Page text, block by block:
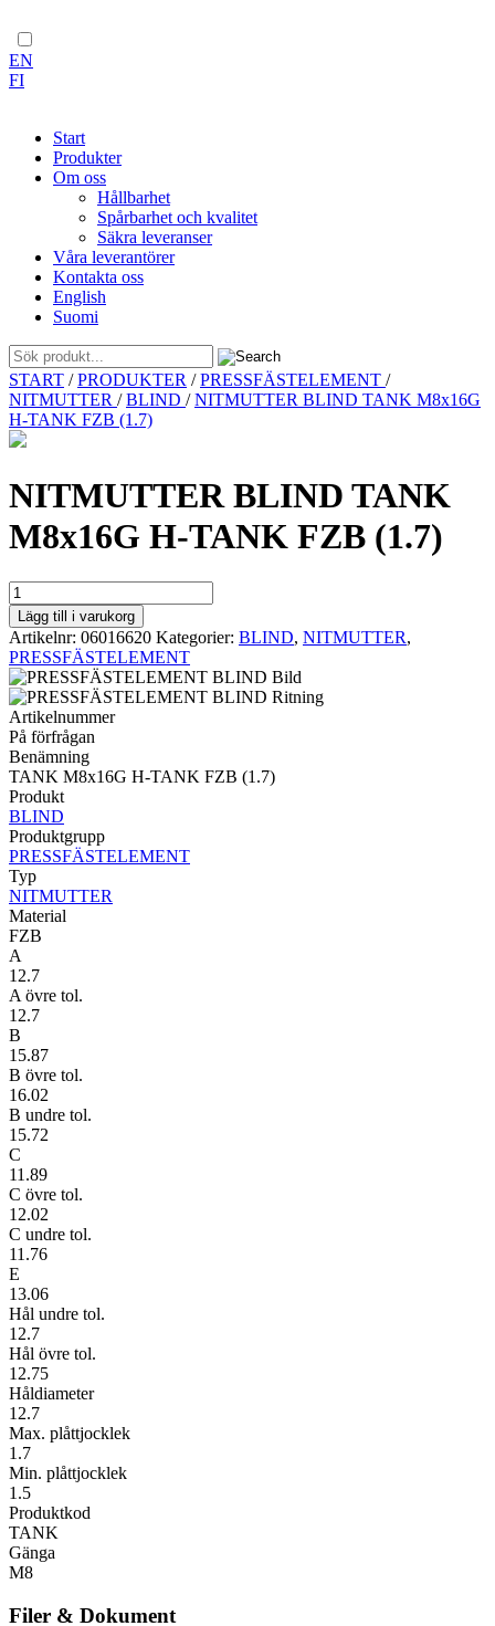
EN
FI
Start
Produkter
Om oss
Hållbarhet
Spårbarhet och kvalitet
Säkra leveranser
Våra leverantörer
Kontakta oss
English
Suomi
Skip
to
content
START /PRODUKTER /PRESSFÄSTELEMENT /
NITMUTTER /BLIND /NITMUTTER BLIND TANK M8x16G
H-TANK FZB (1.7)
NITMUTTER BLIND TANK
M8x16G H-TANK FZB (1.7)
NITMUTTER
BLIND
TANK
M8x16G
H-
TANK
FZB
(1.7)
mängd
Lägg till i varukorg
Artikelnr: 06016620 Kategorier: BLIND, NITMUTTER,
PRESSFÄSTELEMENT
Artikelnummer
På förfrågan
Benämning
TANK M8x16G H-TANK FZB (1.7)
Produkt
BLIND
Produktgrupp
PRESSFÄSTELEMENT
Typ
NITMUTTER
Material
FZB
A
12.7
A övre tol.
12.7
B
15.87
B övre tol.
16.02
B undre tol.
15.72
C
11.89
C övre tol.
12.02
C undre tol.
11.76
E
13.06
Hål undre tol.
12.7
Hål övre tol.
12.75
Håldiameter
12.7
Max. plåttjocklek
1.7
Min. plåttjocklek
1.5
Produktkod
TANK
Gänga
M8
Filer & Dokument